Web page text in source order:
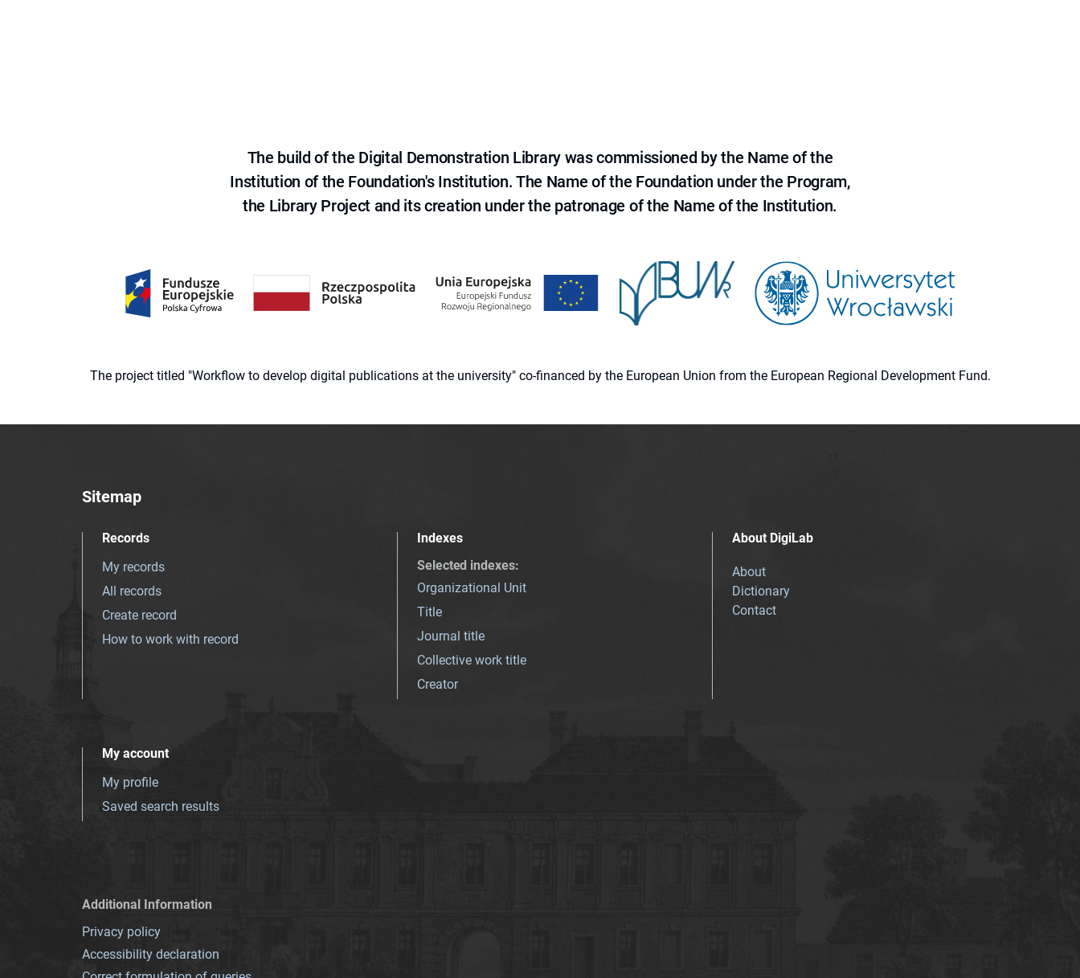
The build of the Digital Demonstration Library was commissioned by the Name of the
Institution of the Foundation's Institution. The Name of the Foundation under the Program,
the Library Project and its creation under the patronage of the Name of the Institution.
The project titled "Workflow to develop digital publications at the university" co-financed by the European Union from the European Regional Development Fund.
Sitemap
Records
My records
All records
Create record
How to work with record
Indexes
Selected indexes:
Organizational Unit
Title
Journal title
Collective work title
Creator
About DigiLab
About
Dictionary
Contact
My account
My profile
Saved search results
Additional Information
Privacy policy
Accessibility declaration